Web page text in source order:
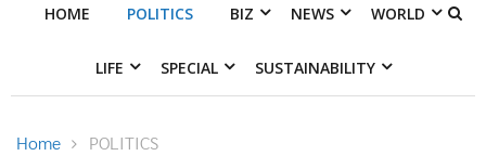
HOME POLITICS BIZ NEWS WORLD
LIFE SPECIAL SUSTAINABILITY
Home POLITICS